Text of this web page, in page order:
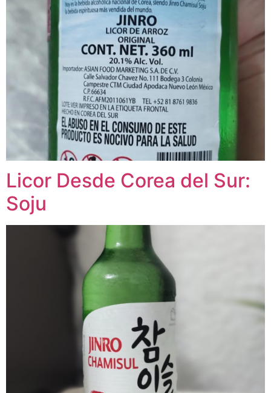
Licor Desde Corea del Sur:
Soju